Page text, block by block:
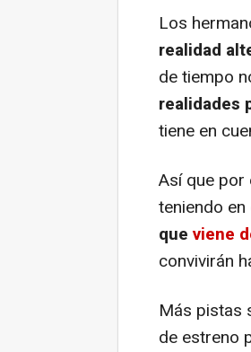
Los
realidad
de tiempo
realidades
tiene en
Así que por
teniendo
que viene
convivirán
Más pistas
de estreno